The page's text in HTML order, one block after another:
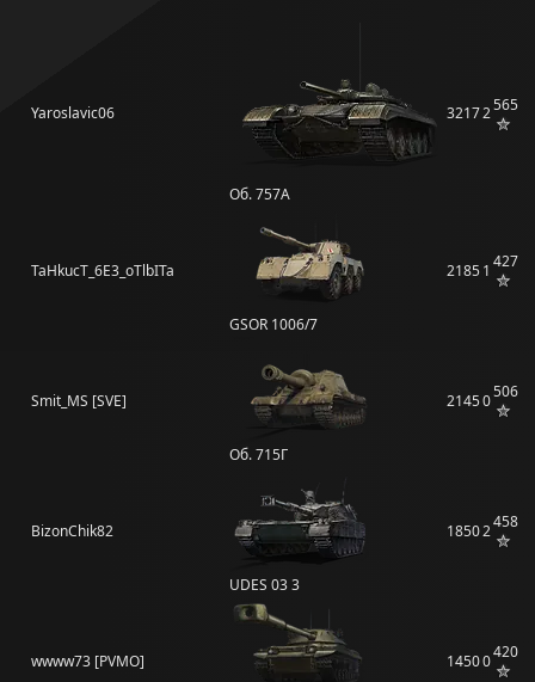
Yaroslavic06
Об. 757А
32172565
TaHkucT_6E3_oTlbITa
GSOR 1006/7
21851 427
Smit_MS [SVE]
Об. 715Г
21450506
BizonChik82
UDES 03 3
18502458
wwww73 [PVMO] 14500420